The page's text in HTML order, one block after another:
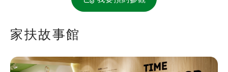
家扶故事館